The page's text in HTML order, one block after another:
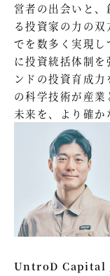
営者の出会いと
る投資家の力の
でを数多く実現し
に投資統括体制
ンドの投資育成
の科学技術が産
未来を、より確か
UntroD Capital